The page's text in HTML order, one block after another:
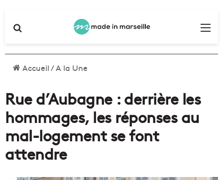
Accueil/A la Une
Rue d’Aubagne : derrière les
hommages, les réponses au
mal-logement se font
attendre